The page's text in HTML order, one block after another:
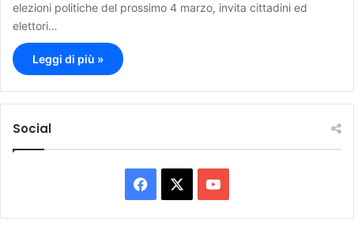
elezioni politiche del prossimo 4 marzo, invita cittadini ed
elettori…
Leggi di più »
Social
a
o